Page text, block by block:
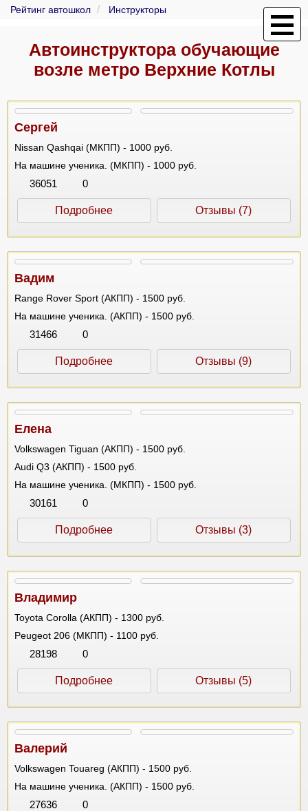
Рейтинг автошкол Инструкторы
Автоинструктора обучающие
возле метро Верхние Котлы
Сергей
Nissan Qashqai (МКПП) - 1000 руб.
На машине ученика. (МКПП) - 1000 руб.
36051 0
Подробнее Отзывы (7)
Вадим
Range Rover Sport (АКПП) - 1500 руб.
На машине ученика. (АКПП) - 1500 руб.
31466 0
Подробнее Отзывы (9)
Елена
Volkswagen Tiguan (АКПП) - 1500 руб.
Audi Q3 (АКПП) - 1500 руб.
На машине ученика. (МКПП) - 1500 руб.
30161 0
Подробнее Отзывы (3)
Владимир
Toyota Corolla (АКПП) - 1300 руб.
Peugeot 206 (МКПП) - 1100 руб.
28198 0
Подробнее Отзывы (5)
Валерий
Volkswagen Touareg (АКПП) - 1500 руб.
На машине ученика. (АКПП) - 1500 руб.
27636 0